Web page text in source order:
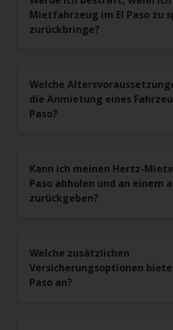
Mietfahrzeug im El Paso zu
zurückbringe?
Welche
die Anmietung eines
Paso?
Kann ich meinen Hertz-
Paso abholen und an einem
zurückgeben?
Welche zusätzlichen
Versicherungsoptionen
Paso an?